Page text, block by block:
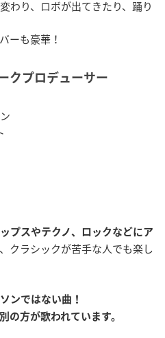
わり、ロボが出てきたり、踊り
ーも豪華！
クプロデューサー
プスやテクノ、ロックなどにア
クラシックが苦手な人でも楽し
ンではない曲！
別の方が歌われています。